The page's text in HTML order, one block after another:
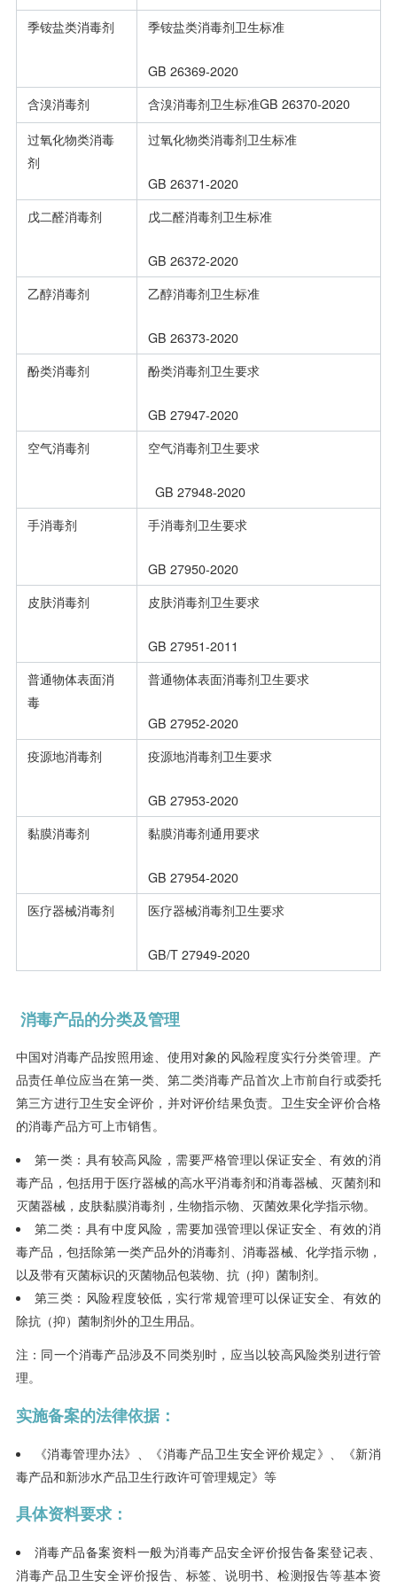
季铵盐类消毒剂
季铵盐类消毒剂卫生标准
GB 26369-2020
含溴消毒剂
含溴消毒剂卫生标准GB 26370-2020
过氧化物类消毒
剂
过氧化物类消毒剂卫生标准
GB 26371-2020
戊二醛消毒剂
戊二醛消毒剂卫生标准
GB 26372-2020
乙醇消毒剂
乙醇消毒剂卫生标准
GB 26373-2020
酚类消毒剂
酚类消毒剂卫生要求
GB 27947-2020
空气消毒剂
空气消毒剂卫生要求
GB 27948-2020
手消毒剂
手消毒剂卫生要求
GB 27950-2020
皮肤消毒剂
皮肤消毒剂卫生要求
GB 27951-2011
普通物体表面消
毒
普通物体表面消毒剂卫生要求
GB 27952-2020
疫源地消毒剂
疫源地消毒剂卫生要求
GB 27953-2020
黏膜消毒剂
黏膜消毒剂通用要求
GB 27954-2020
医疗器械消毒剂
医疗器械消毒剂卫生要求
GB/T 27949-2020
消毒产品的分类及管理
中国对消毒产品按照用途、使用对象的风险程度实行分类管理。产
品责任单位应当在第一类、第二类消毒产品首次上市前自行或委托
第三方进行卫生安全评价，并对评价结果负责。卫生安全评价合格
的消毒产品方可上市销售。
第一类：具有较高风险，需要严格管理以保证安全、有效的消
毒产品，包括用于医疗器械的高水平消毒剂和消毒器械、灭菌剂和
灭菌器械，皮肤黏膜消毒剂，生物指示物、灭菌效果化学指示物。
第二类：具有中度风险，需要加强管理以保证安全、有效的消
毒产品，包括除第一类产品外的消毒剂、消毒器械、化学指示物，
以及带有灭菌标识的灭菌物品包装物、抗（抑）菌制剂。
第三类：风险程度较低，实行常规管理可以保证安全、有效的
除抗（抑）菌制剂外的卫生用品。
注：同一个消毒产品涉及不同类别时，应当以较高风险类别进行管
理。
实施备案的法律依据：
《消毒管理办法》、《消毒产品卫生安全评价规定》、《新消
毒产品和新涉水产品卫生行政许可管理规定》等
具体资料要求：
消毒产品备案资料一般为消毒产品安全评价报告备案登记表、
消毒产品卫生安全评价报告、标签、说明书、检测报告等基本资